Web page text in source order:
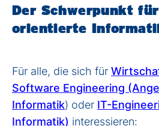
Der Schwerpunkt
orientierte
Für alle, die sich für
Software Engineering
Informatik) oder IT-
Informatik) interessieren: